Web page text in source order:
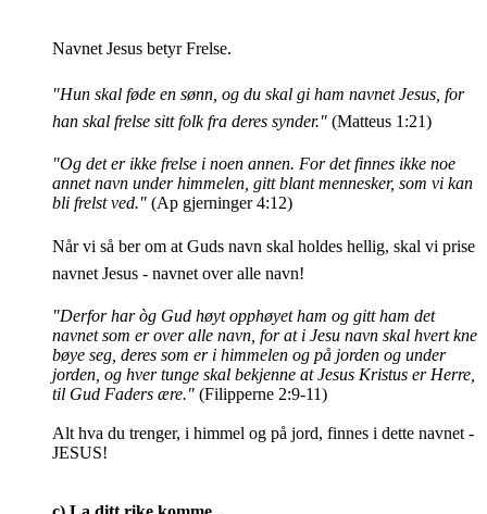
Navnet Jesus betyr Frelse.
"Hun skal føde en sønn, og du skal gi ham navnet Jesus, for
han skal frelse sitt folk fra deres synder." (Matteus 1:21)
"Og det er ikke frelse i noen annen. For det finnes ikke noe
annet navn under himmelen, gitt blant mennesker, som vi kan
bli frelst ved." (Ap gjerninger 4:12)
Når vi så ber om at Guds navn skal holdes hellig, skal vi prise
navnet Jesus - navnet over alle navn!
"Derfor har òg Gud høyt opphøyet ham og gitt ham det
navnet som er over alle navn, for at i Jesu navn skal hvert kne
bøye seg, deres som er i himmelen og på jorden og under
jorden, og hver tunge skal bekjenne at Jesus Kristus er Herre,
til Gud Faders ære." (Filipperne 2:9-11)
Alt hva du trenger, i himmel og på jord, finnes i dette navnet -
JESUS!